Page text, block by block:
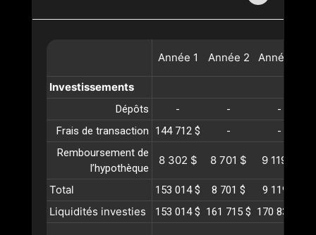
Année 1 Année 2 Année
Investissements
Dépôts - -
-
Frais de transaction
144 712 $ -
-
Remboursement de
l’hypothèque
8 302 $ 8 701 $ 9 119 $
Total 153 014 $ 8 701 $ 9 119 $
Liquidités investies 153 014 $ 161 715 $ 170 834 $